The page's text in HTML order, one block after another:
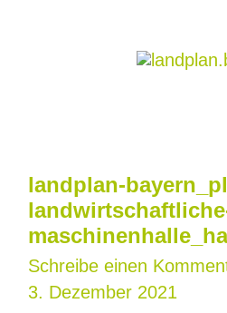
landplan-
Schreibe einen
3. Dezember 2021